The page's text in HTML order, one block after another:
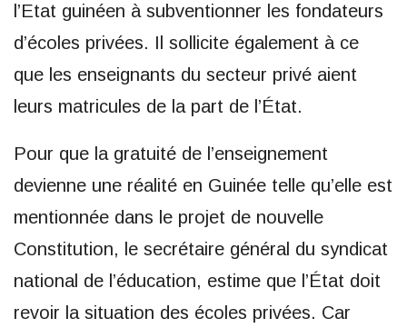
l’Etat guinéen à subventionner les fondateurs
d’écoles privées. Il sollicite également à ce
que les enseignants du secteur privé aient
leurs matricules de la part de l’État.
Pour que la gratuité de l’enseignement
devienne une réalité en Guinée telle qu’elle est
mentionnée dans le projet de nouvelle
Constitution, le secrétaire général du syndicat
national de l’éducation, estime que l’État doit
revoir la situation des écoles privées. Car